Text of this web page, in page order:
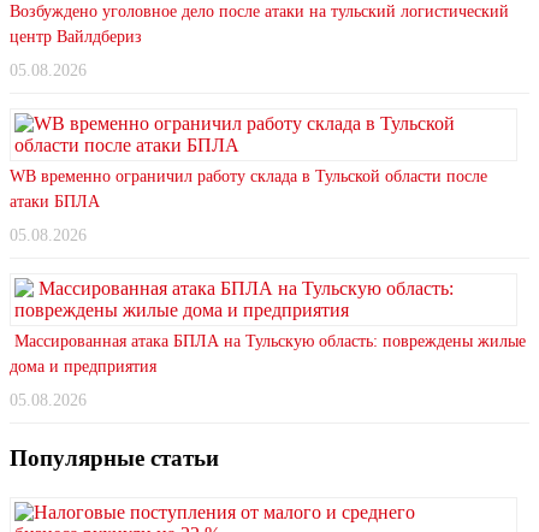
Возбуждено уголовное дело после атаки на тульский логистический
центр Вайлдбериз
05.08.2026
WB временно ограничил работу склада в Тульской области после
атаки БПЛА
05.08.2026
Массированная атака БПЛА на Тульскую область: повреждены жилые
дома и предприятия
05.08.2026
Популярные статьи